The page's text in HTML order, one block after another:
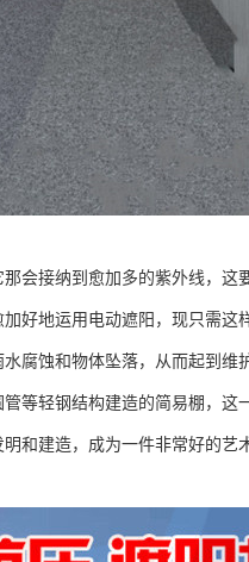
会接纳到愈加多的紫外线，这
好地运用电动遮阳，现只需这
腐蚀和物体坠落，从而起到维
等轻钢结构建造的简易棚，这
和建造，成为一件非常好的艺